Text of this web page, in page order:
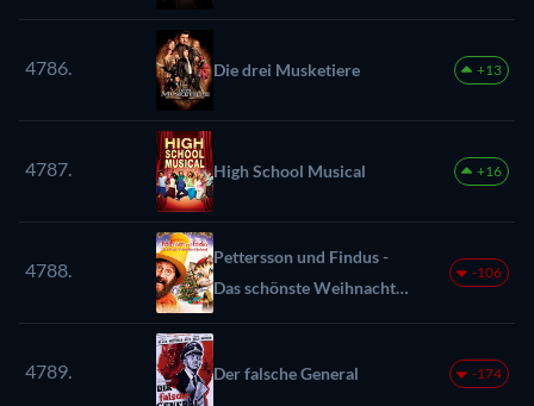
4786. Die drei Musketiere +13
4787. High School Musical +16
4788.
Pettersson und Findus -
Das schönste Weihnachten
überhaupt
-106
4789. Der falsche General -174